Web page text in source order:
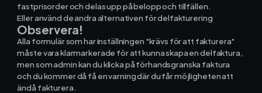
fastprisorder och delas upp på belopp och tillfällen.
Eller använd de andra alternativen för delfakturering
Observera!
Alla formulär som har inställningen "krävs för att fakturera"
måste vara klarmarkerade för att kunna skapa en delfaktura,
men som admin kan du klicka på förhandsgranska faktura
och du kommer då få en varning där du får möjligheten att
ändå fakturera.